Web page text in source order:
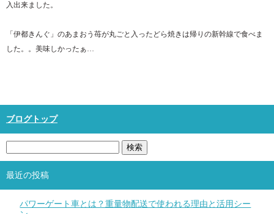
入出来ました。
「伊都きんぐ」のあまおう苺が丸ごと入ったどら焼きは帰りの新幹線で食べま
した。。美味しかったぁ…
ブログトップ
最近の投稿
パワーゲート車とは？重量物配送で使われる理由と活用シー